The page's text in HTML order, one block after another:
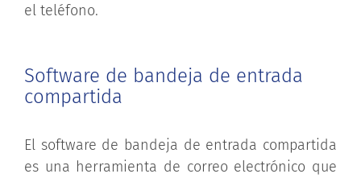
el teléfono.
Software de bandeja de entrada
compartida
El software de bandeja de entrada compartida
es una herramienta de correo electrónico que